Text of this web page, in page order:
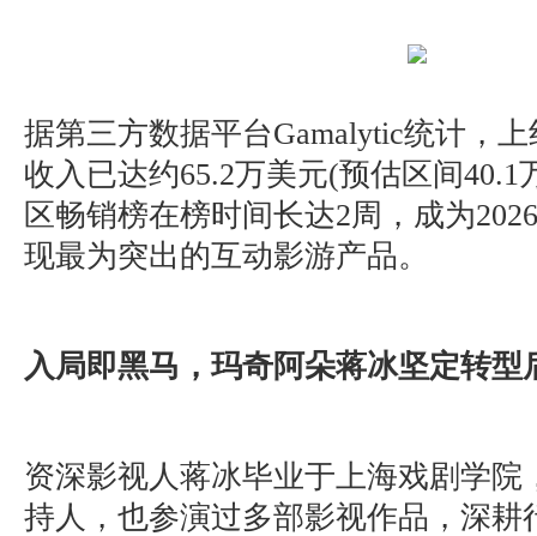
据第三方数据平台Gamalytic统计，
收入已达约65.2万美元(预估区间40.1
区畅销榜在榜时间长达2周，成为
现最为突出的互动影游产品。
入局即黑马，玛奇阿朵蒋冰坚定转型
资深影视人蒋冰毕业于上海戏剧学院
持人，也参演过多部影视作品，深耕